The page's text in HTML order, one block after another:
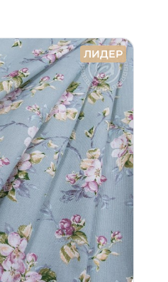
ЛИДЕР